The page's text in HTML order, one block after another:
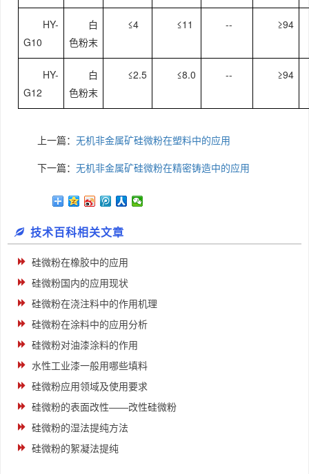
HY-
G10
白
色粉末
≤4 ≤11 -- ≥94
HY-
G12
白
色粉末
≤2.5 ≤8.0 -- ≥94
上一篇： 无机非金属矿硅微粉在塑料中的应用
下一篇： 无机非金属矿硅微粉在精密铸造中的应用
技术百科相关文章
硅微粉在橡胶中的应用
硅微粉国内的应用现状
硅微粉在浇注料中的作用机理
硅微粉在涂料中的应用分析
硅微粉对油漆涂料的作用
水性工业漆一般用哪些填料
硅微粉应用领域及使用要求
硅微粉的表面改性——改性硅微粉
硅微粉的湿法提纯方法
硅微粉的絮凝法提纯